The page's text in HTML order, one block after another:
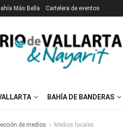
Más Bella Cartelera de eventos
BAHÍA DE BANDERAS
de medios Medios locales